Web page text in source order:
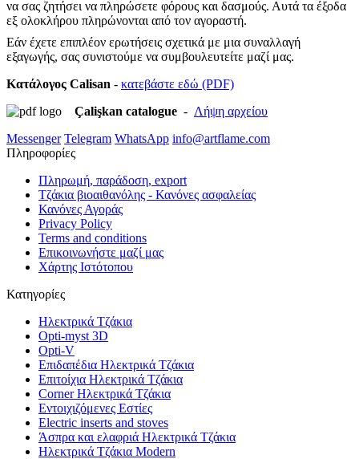
να σας ζητήσει να πληρώσετε φόρους και δασμούς. Αυτά τα έξοδα
εξ ολοκλήρου πληρώνονται από τον αγοραστή.
Εάν έχετε επιπλέον ερωτήσεις σχετικά με μια συναλλαγή
εξαγωγής, σας συνιστούμε να συμβουλευτείτε μαζί μας.
Κατάλογος Calisan - κατεβάστε εδώ (PDF)
Çalişkan catalogue - Λήψη αρχείου
Messenger Telegram WhatsApp info@artflame.com
Πληροφορίες
Πληρωμή, παράδοση, export
Τζάκια βιοαιθανόλης - Κανόνες ασφαλείας
Κανόνες Αγοράς
Privacy Policy
Terms and conditions
Επικοινωνήστε μαζί μας
Χάρτης Ιστότοπου
Κατηγορίες
Ηλεκτρικά Τζάκια
Opti-myst 3D
Opti-V
Επιδαπέδια Ηλεκτρικά Τζάκια
Επιτοίχια Ηλεκτρικά Τζάκια
Corner Ηλεκτρικά Τζάκια
Εντοιχιζόμενες Εστίες
Electric inserts and stoves
Άσπρα και ελαφριά Ηλεκτρικά Τζάκια
Ηλεκτρικά Τζάκια Modern